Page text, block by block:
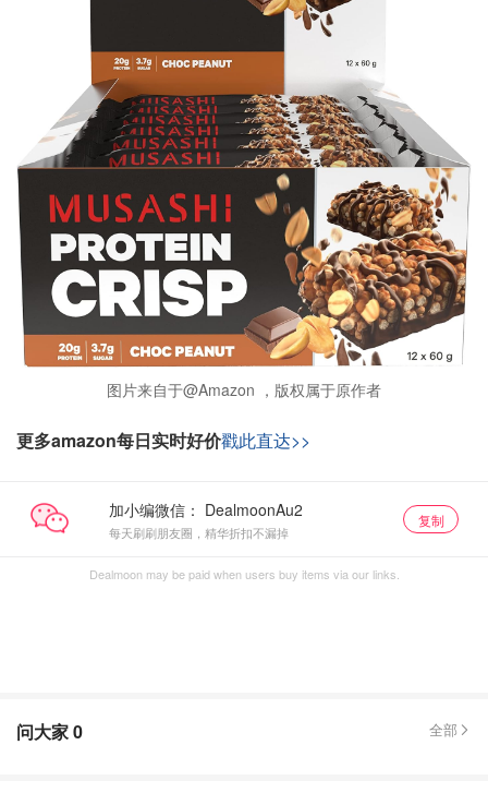
图片来自于@Amazon ，版权属于原作者
更多amazon每日实时好价戳此直达>>
加小编微信：
每天刷刷朋友圈，精华折扣不漏掉
复制
Dealmoon may be paid when users buy items via our links.
问大家0 全部